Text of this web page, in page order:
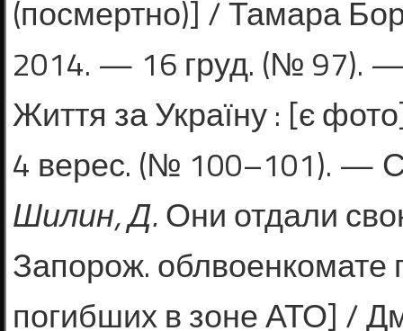
(посмертно)] / Тамара
2014. — 16 груд. (№ 97).
Життя за Україну : [є
4 ве­рес. (№ 100–101). —
Шилин, Д.Они отдали
Запорож.
погибших в зоне АТО] /